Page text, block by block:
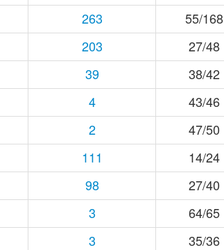
263
55/168
203
27/48
39
38/42
4
43/46
2
47/50
111
14/24
98
27/40
3
64/65
3
35/36